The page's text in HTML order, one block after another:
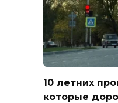
10 летних
которые